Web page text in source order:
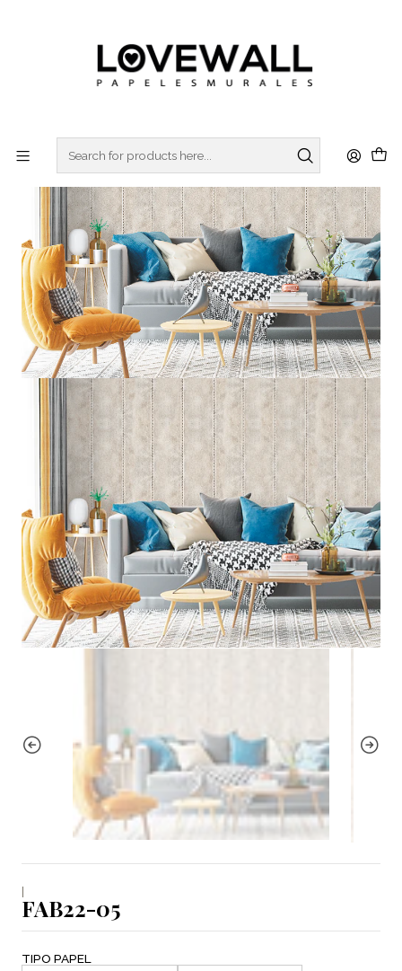
Home FÁBRICA FAB22-05
|
FAB22-05
TIPO PAPEL